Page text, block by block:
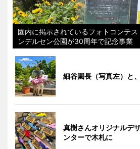
園内に掲示されているフォトコンテ
ンデルセン公園が30周年で記念事業
細谷園長（写真左）と
真樹さんオリジナルデ
ンターで木札に